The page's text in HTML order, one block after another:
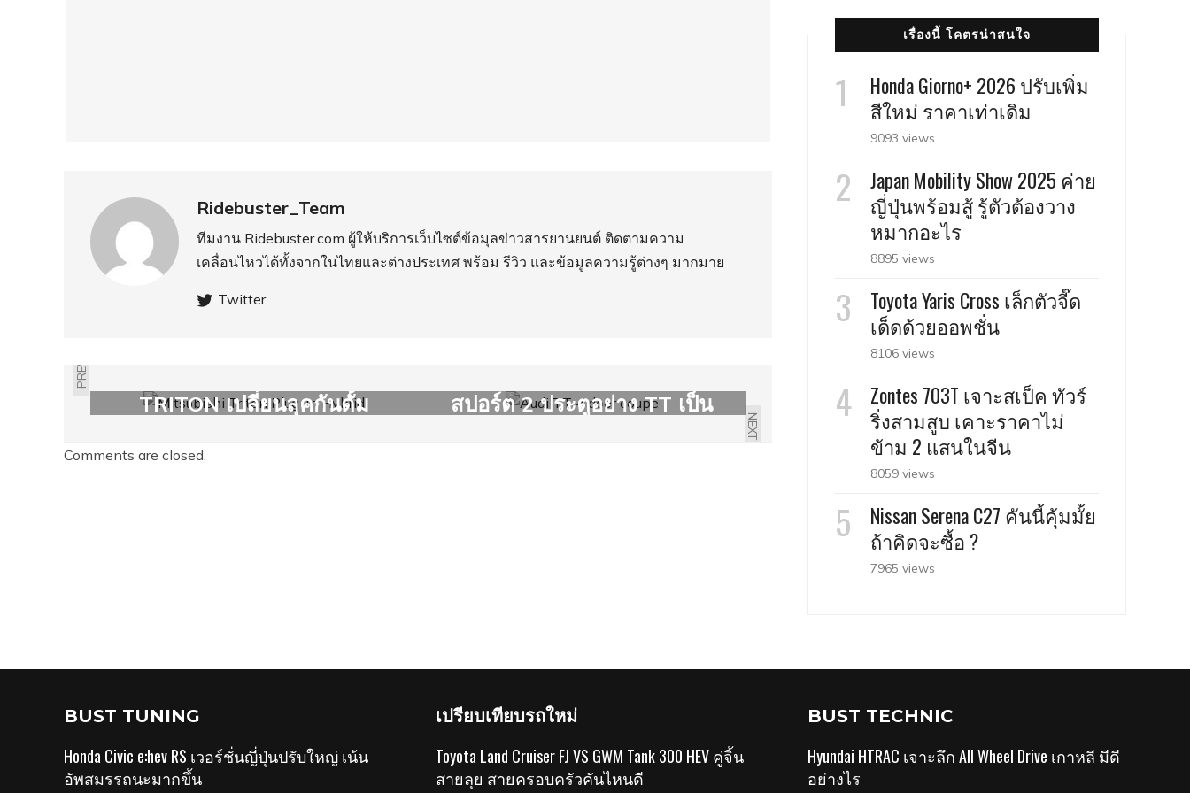
Ridebuster_Team
ทีมงาน Ridebuster.com ผู้ให้บริการเว็บไซต์ข้อมุลข่าวสารยานยนต์ ติดตามความ
เคลื่อนไหวได้ทั้งจากในไทยและต่างประเทศ พร้อม รีวิว และข้อมูลความรู้ต่างๆ มากมาย
Twitter
PREVIOUS
TRITON เปลี่ยนลุคกันดั้ม
NEXT
สปอร์ต 2 ประตูอย่าง TT เป็น
Comments are closed.
เรื่องนี้ โคตรน่าสนใจ
Honda Giorno+ 2026 ปรับเพิ่ม
สีใหม่ ราคาเท่าเดิม
9093 views
Japan Mobility Show 2025 ค่าย
ญี่ปุ่นพร้อมสู้ รู้ตัวต้องวาง
หมากอะไร
8895 views
Toyota Yaris Cross เล็กตัวจี๊ด
เด็ดด้วยออพชั่น
8106 views
Zontes 703T เจาะสเป็ค ทัวร์
ริ่งสามสูบ เคาะราคาไม่
ข้าม 2 แสนในจีน
8059 views
Nissan Serena C27 คันนี้คุ้มมั้ย
ถ้าคิดจะซื้อ ?
7965 views
BUST TUNING
Honda Civic e:hev RS เวอร์ชั่นญี่ปุ่นปรับใหญ่ เน้น
อัพสมรรถนะมากขึ้น
เปรียบเทียบรถใหม่
Toyota Land Cruiser FJ VS GWM Tank 300 HEV คู่จิ้น
สายลุย สายครอบครัวคันไหนดี
BUST TECHNIC
Hyundai HTRAC เจาะลึก All Wheel Drive เกาหลี มีดี
อย่างไร